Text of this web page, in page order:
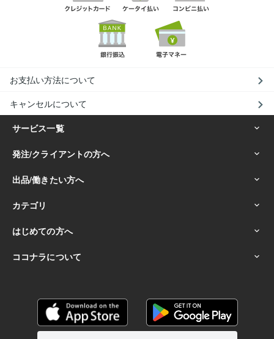
お支払い方法について
キャンセルについて